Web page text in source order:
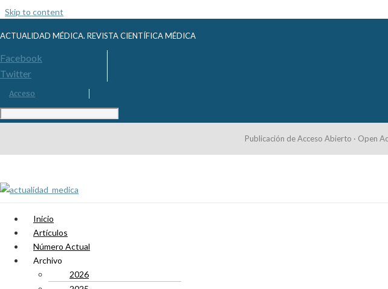
Skip to content
ACTUALIDAD MÉDICA. REVISTA CIENTÍFICA MÉDICA
Facebook
Twitter
Acceso
Publicación de Acceso Abierto · Open
Inicio
Artículos
Número Actual
Archivo
2026